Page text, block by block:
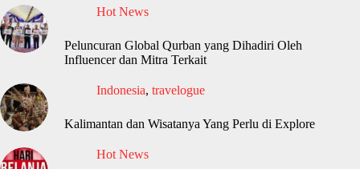
Hot News
Peluncuran Global Qurban yang Dihadiri Oleh
Influencer dan Mitra Terkait
Indonesia, travelogue
Kalimantan dan Wisatanya Yang Perlu di Explore
Hot News